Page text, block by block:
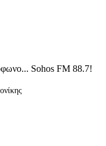
Sohos FM 88.7!